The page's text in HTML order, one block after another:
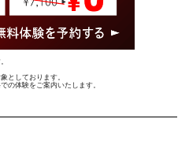
としております。
の体験をご案内いたします。